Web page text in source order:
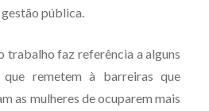
pública.
trabalho faz referência a alguns
que remetem à barreiras que
as mulheres de ocuparem mais